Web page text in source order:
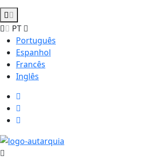
PT
Português
Espanhol
Francês
Inglês